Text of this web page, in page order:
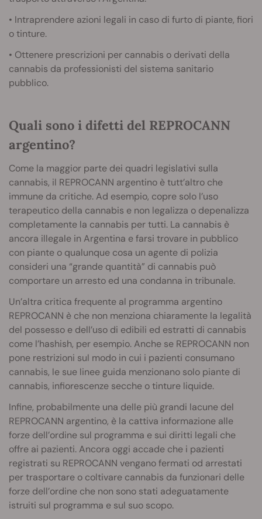
• Intraprendere azioni legali in caso di furto di piante, fiori
o tinture.
• Ottenere prescrizioni per cannabis o derivati della
cannabis da professionisti del sistema sanitario
pubblico.
Quali sono i difetti del REPROCANN
argentino?
Come la maggior parte dei quadri legislativi sulla
cannabis, il REPROCANN argentino è tutt’altro che
immune da critiche. Ad esempio, copre solo l’uso
terapeutico della cannabis e non legalizza o depenalizza
completamente la cannabis per tutti. La cannabis è
ancora illegale in Argentina e farsi trovare in pubblico
con piante o qualunque cosa un agente di polizia
consideri una “grande quantità” di cannabis può
comportare un arresto ed una condanna in tribunale.
Un’altra critica frequente al programma argentino
REPROCANN è che non menziona chiaramente la legalità
del possesso e dell’uso di edibili ed estratti di cannabis
come l’hashish, per esempio. Anche se REPROCANN non
pone restrizioni sul modo in cui i pazienti consumano
cannabis, le sue linee guida menzionano solo piante di
cannabis, infiorescenze secche o tinture liquide.
Infine, probabilmente una delle più grandi lacune del
REPROCANN argentino, è la cattiva informazione alle
forze dell’ordine sul programma e sui diritti legali che
offre ai pazienti. Ancora oggi accade che i pazienti
registrati su REPROCANN vengano fermati od arrestati
per trasportare o coltivare cannabis da funzionari delle
forze dell’ordine che non sono stati adeguatamente
istruiti sul programma e sul suo scopo.